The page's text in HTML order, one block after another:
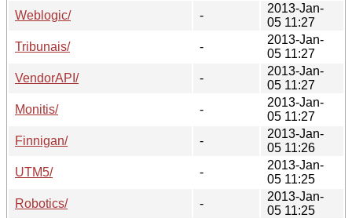
Weblogic/
-
2013-Jan-
05 11:27
Tribunais/
-
2013-Jan-
05 11:27
VendorAPI/
-
2013-Jan-
05 11:27
Monitis/
-
2013-Jan-
05 11:27
Finnigan/
-
2013-Jan-
05 11:26
UTM5/
-
2013-Jan-
05 11:25
Robotics/
-
2013-Jan-
05 11:25